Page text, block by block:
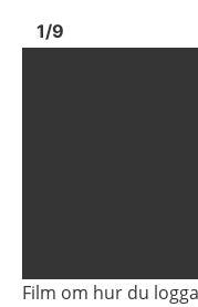
Bild1
Film om hur du
1/9